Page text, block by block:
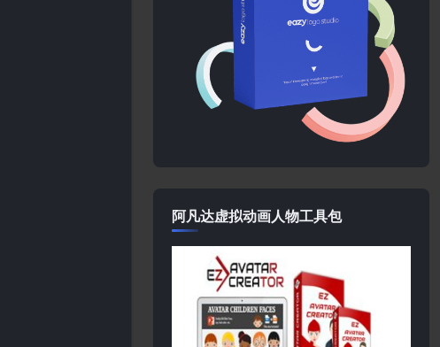
阿凡达虚拟动画人物工具包